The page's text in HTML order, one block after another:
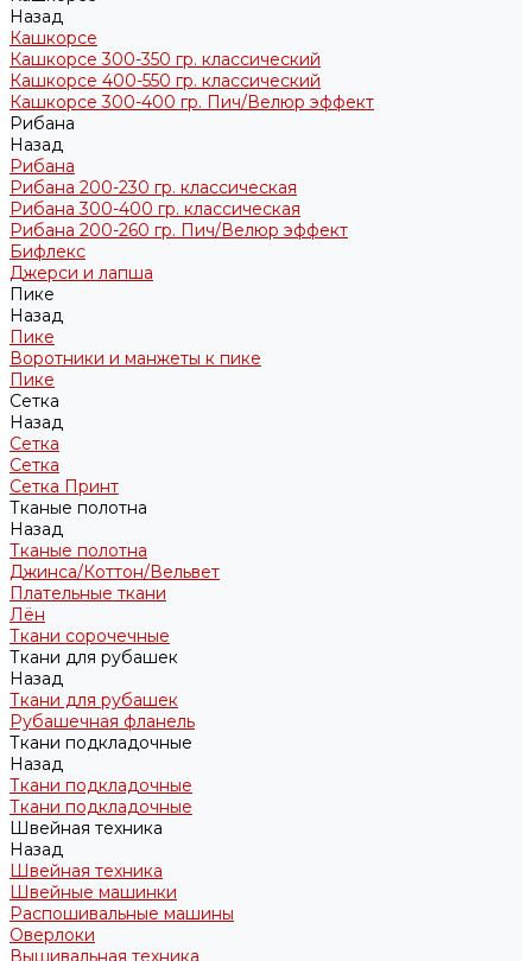
Назад
Кашкорсе
Кашкорсе 300-350 гр. классический
Кашкорсе 400-550 гр. классический
Кашкорсе 300-400 гр. Пич/Велюр эффект
Рибана
Назад
Рибана
Рибана 200-230 гр. классическая
Рибана 300-400 гр. классическая
Рибана 200-260 гр. Пич/Велюр эффект
Бифлекс
Джерси и лапша
Пике
Назад
Пике
Воротники и манжеты к пике
Пике
Сетка
Назад
Сетка
Сетка
Сетка Принт
Тканые полотна
Назад
Тканые полотна
Джинса/Коттон/Вельвет
Плательные ткани
Лён
Ткани сорочечные
Ткани для рубашек
Назад
Ткани для рубашек
Рубашечная фланель
Ткани подкладочные
Назад
Ткани подкладочные
Ткани подкладочные
Швейная техника
Назад
Швейная техника
Швейные машинки
Распошивальные машины
Оверлоки
Вышивальная техника